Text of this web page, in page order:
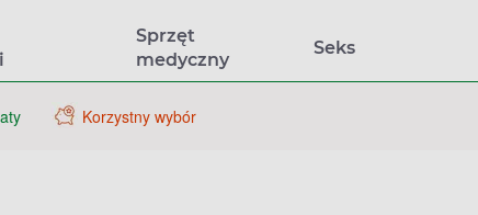
Sprzęt
medyczny
Seks
Korzystny wybór